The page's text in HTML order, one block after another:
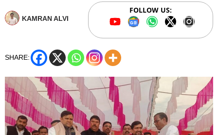
KAMRAN ALVI
FOLLOW US:
SHARE: